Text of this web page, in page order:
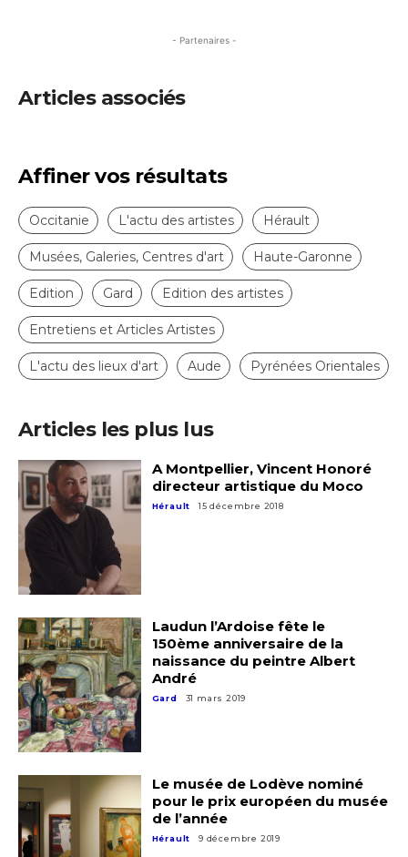
- Partenaires -
Articles associés
Affiner vos résultats
Occitanie L'actu des artistes Hérault
Musées, Galeries, Centres d'art Haute-Garonne
Edition Gard Edition des artistes
Entretiens et Articles Artistes
L'actu des lieux d'art Aude Pyrénées Orientales
Articles les plus lus
A Montpellier, Vincent Honoré
directeur artistique du Moco
Hérault 15 décembre 2018
Laudun l’Ardoise fête le
150ème anniversaire de la
naissance du peintre Albert
André
Gard 31 mars 2019
Le musée de Lodève nominé
pour le prix européen du musée
de l’année
Hérault 9 décembre 2019